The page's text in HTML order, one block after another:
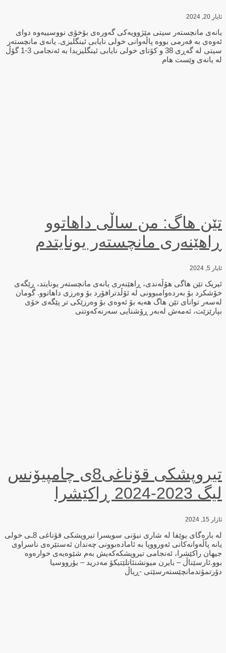
ئایار 20, 2024
یانەی مانچستەر سیتی مێژوویەكی گەورەی بۆخۆی نووسییەوە دوای
ئەوەی بە فەرمی بووە پاڵەوانی خولی نایابی ئینگلیزی. یانەی مانچستەر
سیتی لە گەڕی 38 و كۆتای خولی نایابی ئینگلیزیدا بە ئەنجامی 3-1 گۆڵ
لە یانەی وێست هام
تێن هاگ: من ساڵی داهاتوو
ڕاهێنەری مانچستەر یونایتدم
ئایار 5, 2024
ئیریک تێن هاگی هۆڵەندی، ڕاهێنەری یانەی مانچستەر یونایتد، ڕێگەی
خۆشکرد بۆ بەردەوامبوونی لە ئۆڵدترافۆرد بۆ وەرزی داهاتوو. گومان
لەسەر توانای تێن هاگ هەیە بۆ ئەوەی بۆ وەرزێکی تر پێگەی خۆی
بپارێزێت، ئەمەش لەبەر ڕۆشنایی سەرنەکەوتنی
تیروپشكی قۆناغی8ی چامپیۆنس
لیگ 2023-2024 ڕاكێشرا
ئازار 15, 2024
لە بارەگای یوێفا لە شاری نیۆنی سویسرا تیروپشكی قۆناغی 8ـی خولی
یانه‌ پاڵه‌وانه‌كانی ئه‌ورووپا به‌ ئاماده‌بوونی چه‌ندان ئه‌ستێره‌ی ناسراوی
جیهان راكێشرا، ئه‌نجامی تیروپشكه‌كه‌یش به‌م شێوه‌یه‌ی خواره‌وه‌
بوو.ئارسێناڵ – بایرن میونشنئاتلێتیکۆ مەدرید – بۆرووسیا
دۆرتمۆندمانچێسته‌رسێتی -ڕیاڵ